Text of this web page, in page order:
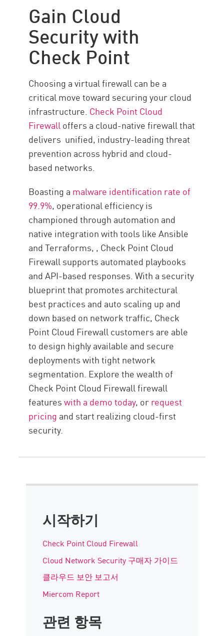
Gain Cloud
Security with
Check Point
Choosing a virtual firewall can be a
critical move toward securing your cloud
infrastructure. Check Point Cloud
Firewalloffers a cloud-native firewall that
delivers unified, industry-leading threat
prevention across hybrid and cloud-
based networks.
Boasting a malware identification rate of
99.9%, operational efficiency is
championed through automation and
native integration with tools like Ansible
and Terraforms, , Check Point Cloud
Firewall supports automated playbooks
and API-based responses. With a security
blueprint that promotes architectural
best practices and auto scaling up and
down based on network traffic, Check
Point Cloud Firewall customers are able
to design highly available and secure
deployments with tight network
segmentation. Explore the wealth of
Check Point Cloud Firewall firewall
featureswith a demo today, orrequest
pricing and start realizing cloud-first
security.
시작하기
Check Point Cloud Firewall
Cloud Network Security 구매자 가이드
클라우드 보안 보고서
Miercom Report
관련 항목